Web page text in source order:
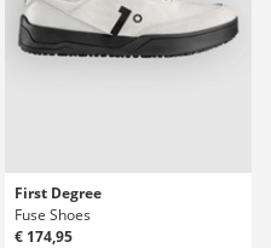
First Degree
Fuse Shoes
€ 174,95